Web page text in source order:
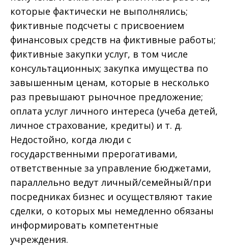
которые фактически не выполнялись;
фиктивные подсчеты с присвоением
финансовых средств на фиктивные работы;
фиктивные закупки услуг, в том числе
консультационных; закупка имущества по
завышенным ценам, которые в несколько
раз превышают рыночное предложение;
оплата услуг личного интереса (учеба детей,
личное страхование, кредиты) и т. д.
Недостойно, когда люди с
государственными прерогативами,
ответственные за управление бюджетами,
параллельно ведут личный/семейный/при
посредниках бизнес и осуществляют такие
сделки, о которых мы немедленно обязаны
информировать компетентные
учреждения.